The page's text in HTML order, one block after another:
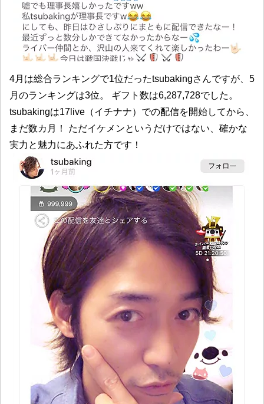
4月は総合ランキングで1位だったtsubakingさんですが、5
月のランキングは3位。 ギフト数は6,287,728でした。
tsubakingは17live（イチナナ）での配信を開始してから、
まだ数カ月！ ただイケメンというだけではない、確かな
実力と魅力にあふれた方です！